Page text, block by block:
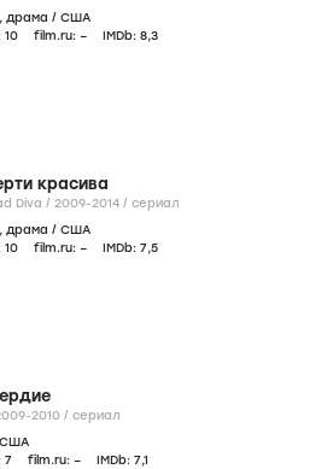
, драма / США
10 film.ru: – IMDb: 8,3
красива
Drop Dead Diva / 2009-2014 / сериал
, драма / США
10 film.ru: – IMDb: 7,5
2010 / сериал
США
7 film.ru: – IMDb: 7,1